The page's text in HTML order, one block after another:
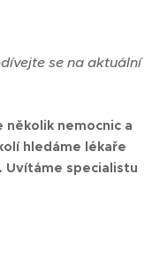
se na aktuální
nemocnic a
hledáme lékaře
specialistu